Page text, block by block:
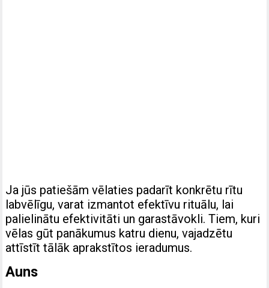
Ja jūs patiešām vēlaties padarīt konkrētu rītu
labvēlīgu, varat izmantot efektīvu rituālu, lai
palielinātu efektivitāti un garastāvokli. Tiem, kuri
vēlas gūt panākumus katru dienu, vajadzētu
attīstīt tālāk aprakstītos ieradumus.
Auns